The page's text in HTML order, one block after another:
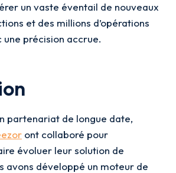
un vaste éventail de nouveaux
et des millions d’opérations
une précision accrue.
partenariat de longue date,
ont collaboré pour
évoluer leur solution de
avons développé un moteur de